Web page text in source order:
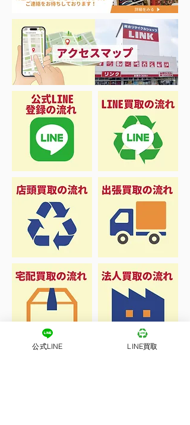
ニーカー大量入荷
公式LINE LINE買取